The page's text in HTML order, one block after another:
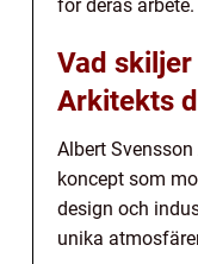
för deras arbete.
Vad
Arkitekts
Albert
koncept som
design och
unika